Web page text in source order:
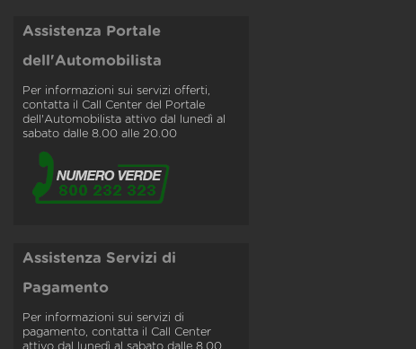
Assistenza Portale
dell'Automobilista
Per informazioni sui servizi offerti,
contatta il Call Center del Portale
dell'Automobilista attivo dal lunedì al
sabato dalle 8.00 alle 20.00
Assistenza Servizi di
Pagamento
Per informazioni sui servizi di
pagamento, contatta il Call Center